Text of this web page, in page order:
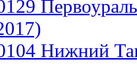
Нижний